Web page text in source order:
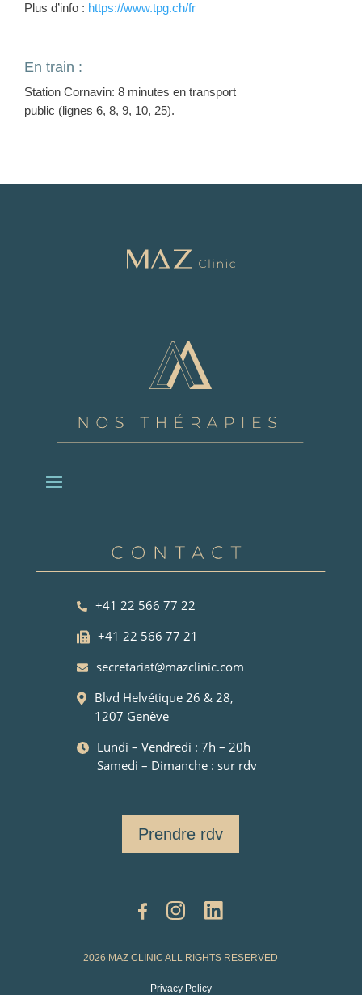
Plus d’info : https://www.tpg.ch/fr
En train :
Station Cornavin: 8 minutes en transport
public (lignes 6, 8, 9, 10, 25).
+41 22 566 77 22
+41 22 566 77 21
secretariat@mazclinic.com
Blvd Helvétique 26 & 28,
1207 Genève
Lundi – Vendredi : 7h – 20h
Samedi – Dimanche : sur rdv
Prendre rdv
2026 MAZ CLINIC ALL RIGHTS RESERVED
Privacy Policy